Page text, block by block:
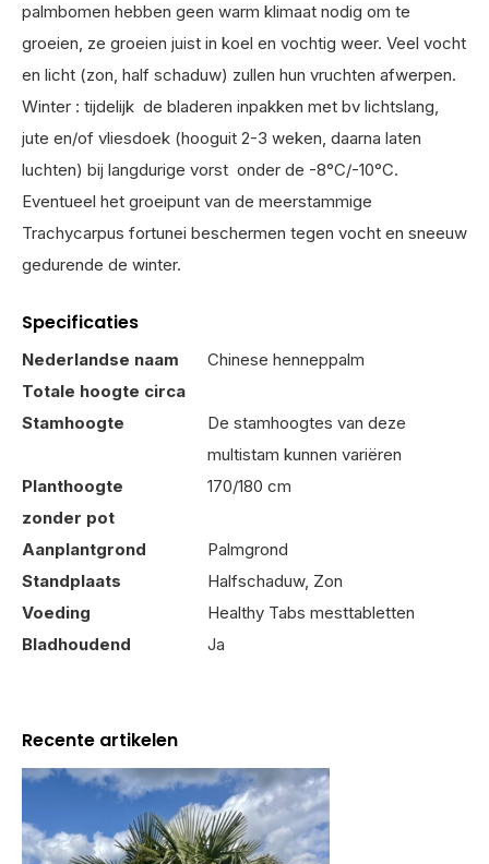
palmbomen hebben geen warm klimaat nodig om te
groeien, ze groeien juist in koel en vochtig weer. Veel vocht
en licht (zon, half schaduw) zullen hun vruchten afwerpen.
Winter : tijdelijk de bladeren inpakken met bv lichtslang,
jute en/of vliesdoek (hooguit 2-3 weken, daarna laten
luchten) bij langdurige vorst onder de -8°C/-10°C.
Eventueel het groeipunt van de meerstammige
Trachycarpus fortunei beschermen tegen vocht en sneeuw
gedurende de winter.
Specificaties
Nederlandse naam
Chinese henneppalm
Totale hoogte circa
Stamhoogte
De stamhoogtes van deze
multistam kunnen variëren
Planthoogte
zonder pot
170/180 cm
Aanplantgrond
Palmgrond
Standplaats
Halfschaduw, Zon
Voeding
Healthy Tabs mesttabletten
Bladhoudend
Ja
Recente artikelen